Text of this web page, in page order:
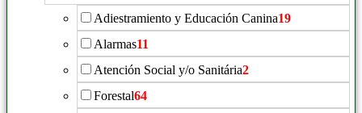
Adiestramiento y Educación Canina19
Alarmas11
Atención Social y/o Sanitária2
Forestal64